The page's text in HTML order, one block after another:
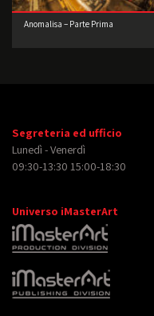
Anomalisa – Parte Prima
Segreteria ed ufficio
Lunedì - Venerdì
09:30-13:30 15:00-18:30
Universo iMasterArt